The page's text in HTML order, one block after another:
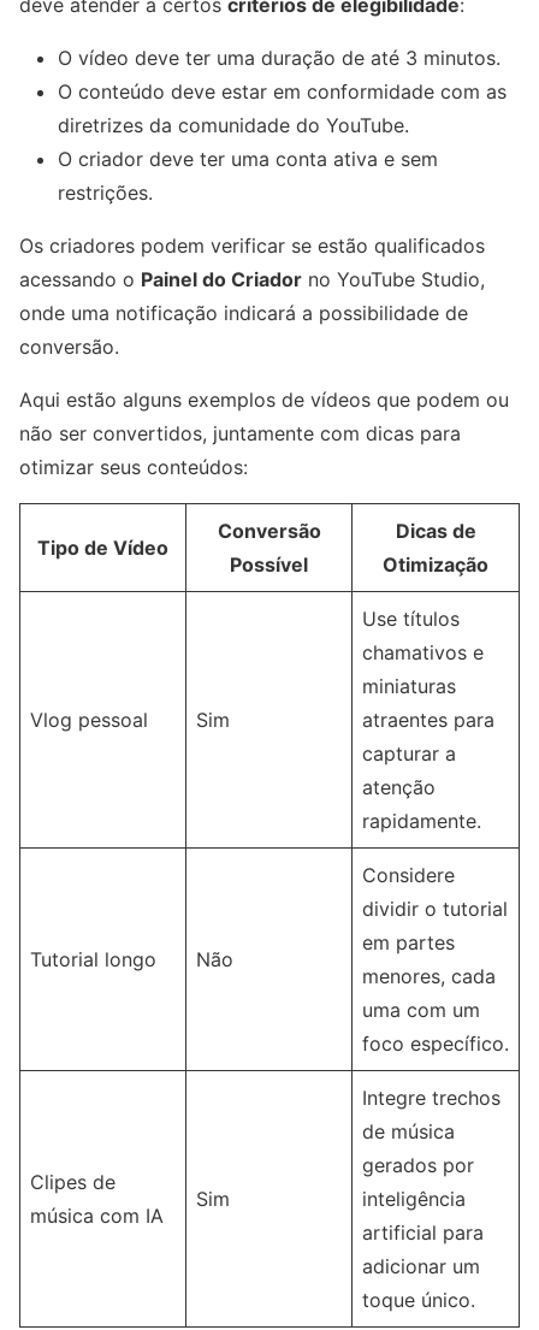
deve atender a certos critérios de elegibilidade:
O vídeo deve ter uma duração de até 3 minutos.
O conteúdo deve estar em conformidade com as
diretrizes da comunidade do YouTube.
O criador deve ter uma conta ativa e sem
restrições.
Os criadores podem verificar se estão qualificados
acessando o Painel do Criador no YouTube Studio,
onde uma notificação indicará a possibilidade de
conversão.
Aqui estão alguns exemplos de vídeos que podem ou
não ser convertidos, juntamente com dicas para
otimizar seus conteúdos:
Tipo de Vídeo
Conversão
Possível
Dicas de
Otimização
Vlog pessoal Sim
Use títulos
chamativos e
miniaturas
atraentes para
capturar a
atenção
rapidamente.
Tutorial longo Não
Considere
dividir o tutorial
em partes
menores, cada
uma com um
foco específico.
Clipes de
música com IA
Sim
Integre trechos
de música
gerados por
inteligência
artificial para
adicionar um
toque único.